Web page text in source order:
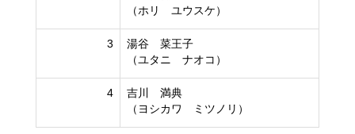
（ホリ ユウスケ）
3
湯谷 菜王子
（ユタニ ナオコ）
4
吉川 満典
（ヨシカワ ミツノリ）